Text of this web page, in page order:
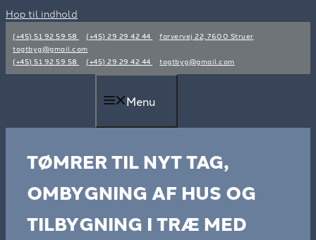
Hop til indhold
(+45) 51 92 59 58 (+45) 29 29 42 44
farvervej 22, 7600 Struer
togtbyg@gmail.com
(+45) 51 92 59 58
(+45) 29 29 42 44 togtbyg@gmail.com
Menu
TØMRER TIL NYT TAG,
OMBYGNING AF HUS OG
TILBYGNING I TRÆ MED